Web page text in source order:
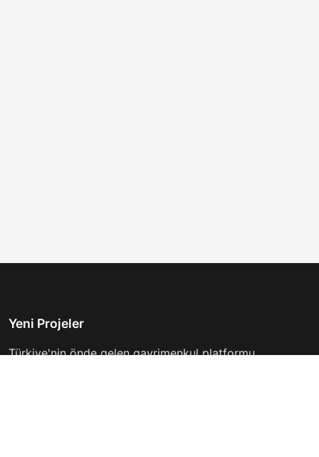
Yeni Projeler
Türkiye'nin önde gelen gayrimenkul platformu.